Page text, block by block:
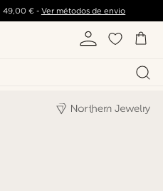
49,00 €- Ver métodos de envio